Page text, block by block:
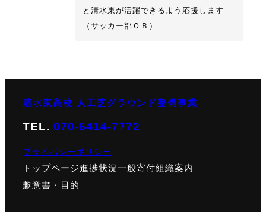
と清水東が活躍できるよう応援します
（サッカー部ＯＢ）
清水東高校 人工芝グラウンド整備事業
TEL. 070-6414-7772
プライバシーポリシー
トップページ進捗状況一般寄付組織案内
趣意書・目的